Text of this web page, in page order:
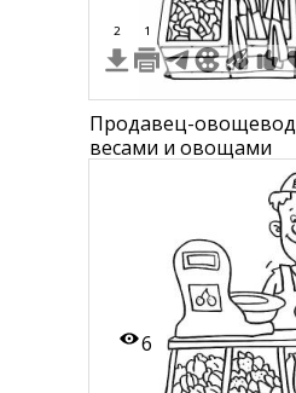
2 1
Продавец-овощевод
весами и овощами
6